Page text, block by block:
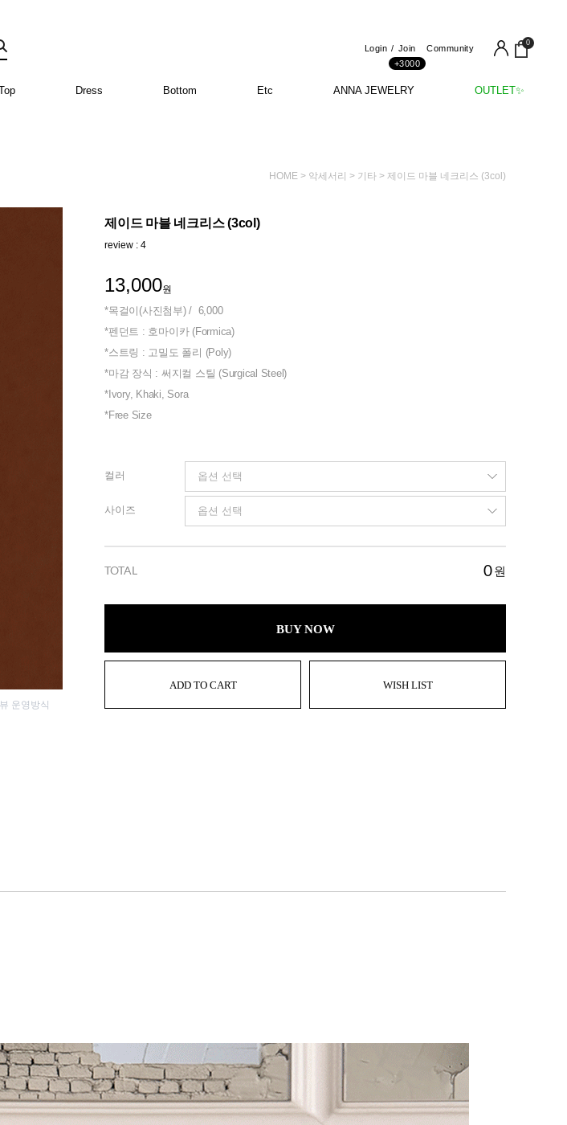
Login
Join
+3000
Community
0
Dress Bottom Etc ANNA JEWELRY OUTLET✨
HOME > 악세서리 > 기타 > 제이드 마블 네크리스 (3col)
제이드 마블 네크리스 (3col)
review : 4
13,000원
*목걸이(사진첨부) / 6,000
*펜던트 : 호마이카 (Formica)
*스트링 : 고밀도 폴리 (Poly)
*마감 장식 : 써지컬 스틸 (Surgical Steel)
*Ivory, Khaki, Sora
*Free Size
컬러
사이즈
TOTAL 0원
BUY NOW
ADD TO CART WISH LIST